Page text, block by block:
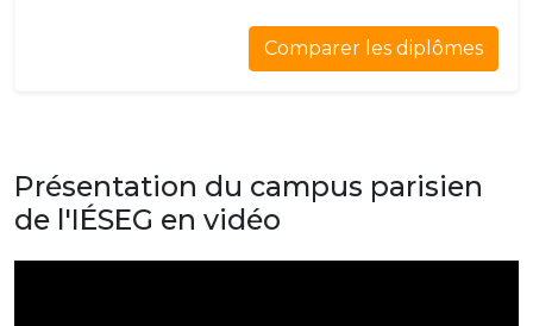
Comparer les diplômes
Présentation du campus parisien
de l'IÉSEG en vidéo